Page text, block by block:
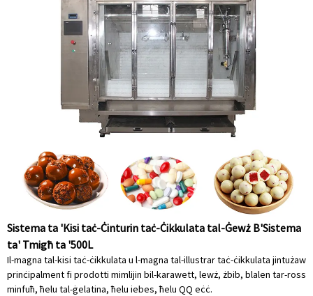
Sistema ta 'Kisi taċ-Ċinturin taċ-Ċikkulata tal-Ġewż B'Sistema
ta' Tmigħ ta '500L
Il-magna tal-kisi taċ-ċikkulata u l-magna tal-illustrar taċ-ċikkulata jintużaw
prinċipalment fi prodotti mimlijin bil-karawett, lewż, żbib, blalen tar-ross
minfuħ, ħelu tal-ġelatina, ħelu iebes, ħelu QQ eċċ.